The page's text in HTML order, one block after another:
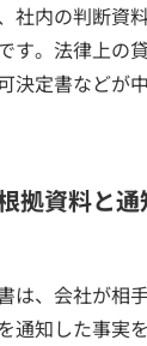
社内の判断資
す。法律上の
決定書などが
拠資料と
は、会社が相
通知した事実